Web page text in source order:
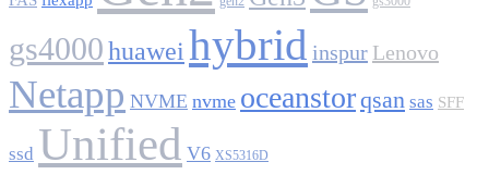
gs4000huawei hybrid inspur Lenovo
Netapp NVME nvme oceanstorqsan sas SFF
ssd Unified V6 XS5316D